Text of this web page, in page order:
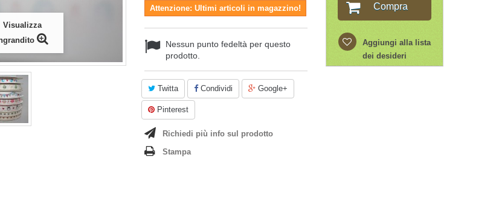
Visualizza
Attenzione: Ultimi articoli in magazzino!
Nessun punto fedeltà per questo
prodotto.
Twitta Condividi Google+
Pinterest
Richiedi più info sul prodotto
Stampa
Compra
Aggiungi alla lista
dei desideri